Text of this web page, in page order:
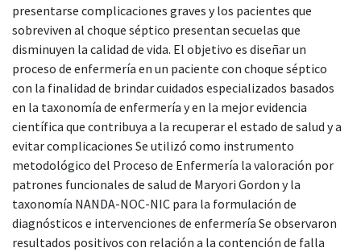
presentarse complicaciones graves y los pacientes que
sobreviven al choque séptico presentan secuelas que
disminuyen la calidad de vida. El objetivo es diseñar un
proceso de enfermería en un paciente con choque séptico
con la finalidad de brindar cuidados especializados basados
en la taxonomía de enfermería y en la mejor evidencia
científica que contribuya a la recuperar el estado de salud y a
evitar complicaciones Se utilizó como instrumento
metodológico del Proceso de Enfermería la valoración por
patrones funcionales de salud de Maryori Gordon y la
taxonomía NANDA-NOC-NIC para la formulación de
diagnósticos e intervenciones de enfermería Se observaron
resultados positivos con relación a la contención de falla